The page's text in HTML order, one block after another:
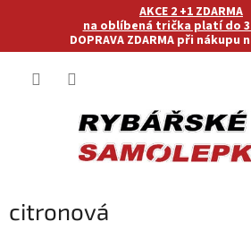
AKCE 2 +1 ZDARMA
na oblíbená trička platí do
DOPRAVA ZDARMA při nákupu
citronová